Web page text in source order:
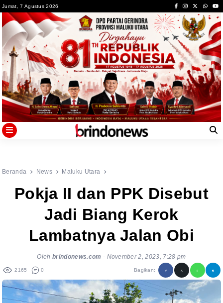
to
content
Jumat, 7 Agustus 2026
Beranda News Maluku Utara
Pokja II dan PPK Disebut
Jadi Biang Kerok
Lambatnya Jalan Obi
Olehbrindonews.com - November 2, 2023, 7:28 pm
2165 0 Bagikan: